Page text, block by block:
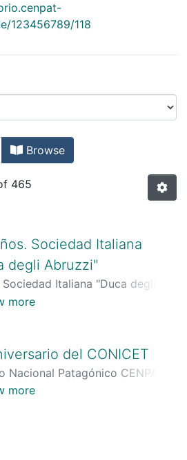
123456789/118
Centralizado de
Browse
465
Sociedad Italiana
degli Abruzzi"
Sociedad Italiana "Duca degli
more
del CONICET
Nacional Patagónico CENPAT -
Nacional de Investigaciones
more